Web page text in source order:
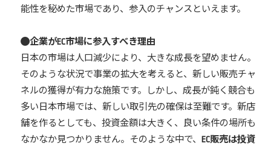
能性を秘めた市場であり、参入のチャンスといえます。
企業がEC市場に参入すべき理由
日本の市場は人口減少により、大きな成長を望めません。
そのような状況で事業の拡大を考えると、新しい販売チャ
ネルの獲得が有力な施策です。しかし、成長が鈍く競合も
多い日本市場では、新しい取引先の確保は至難です。新店
舗を作るとしても、投資金額は大きく、良い条件の場所も
なかなか見つかりません。そのような中で、 EC販売は投資